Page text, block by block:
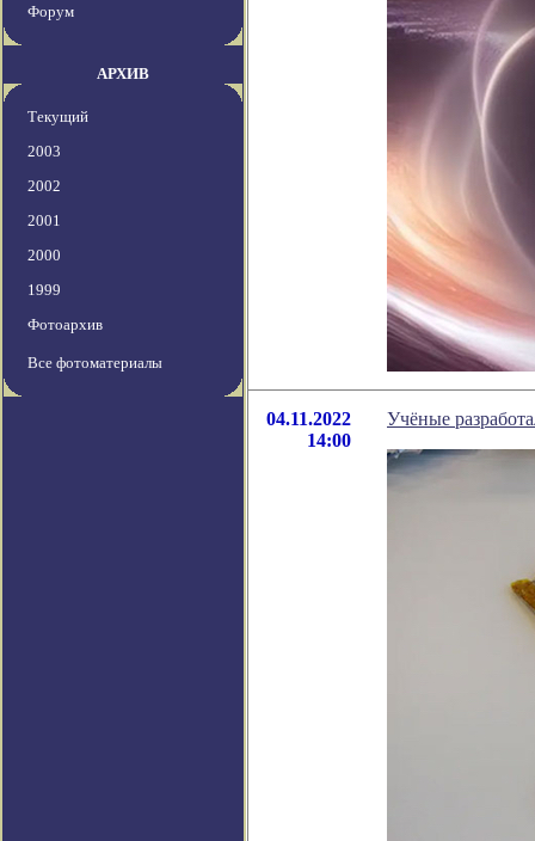
Форум
АРХИВ
Текущий
2003
2002
2001
2000
1999
Фотоархив
Все фотоматериалы
04.11.2022
14:00
Учёные